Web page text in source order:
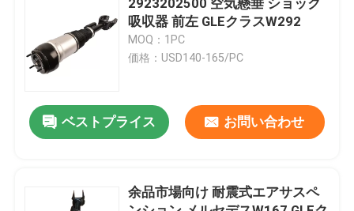
連絡 ください
ニュース
車用空気懸垂システム
2923202500 空気懸垂 ショック
吸収器 前左 GLEクラスW292
MOQ：1PC
価格：USD140-165/PC
ベストプライス お問い合わせ
余品市場向け 耐震式エアサスペ